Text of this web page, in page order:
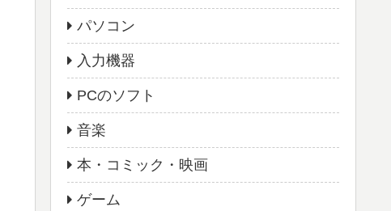
パソコン
入力機器
PCのソフト
音楽
本・コミック・映画
ゲーム